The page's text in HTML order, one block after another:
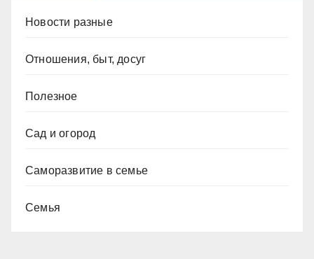
Новости разные
Отношения, быт, досуг
Полезное
Сад и огород
Саморазвитие в семье
Семья